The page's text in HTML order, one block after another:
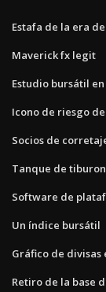
Estafa de la era
Maverick fx legit
Estudio bursátil
Icono de riesgo
Socios de
Tanque de
Software de
Un índice bursátil
Gráfico de divisas
Retiro de la base